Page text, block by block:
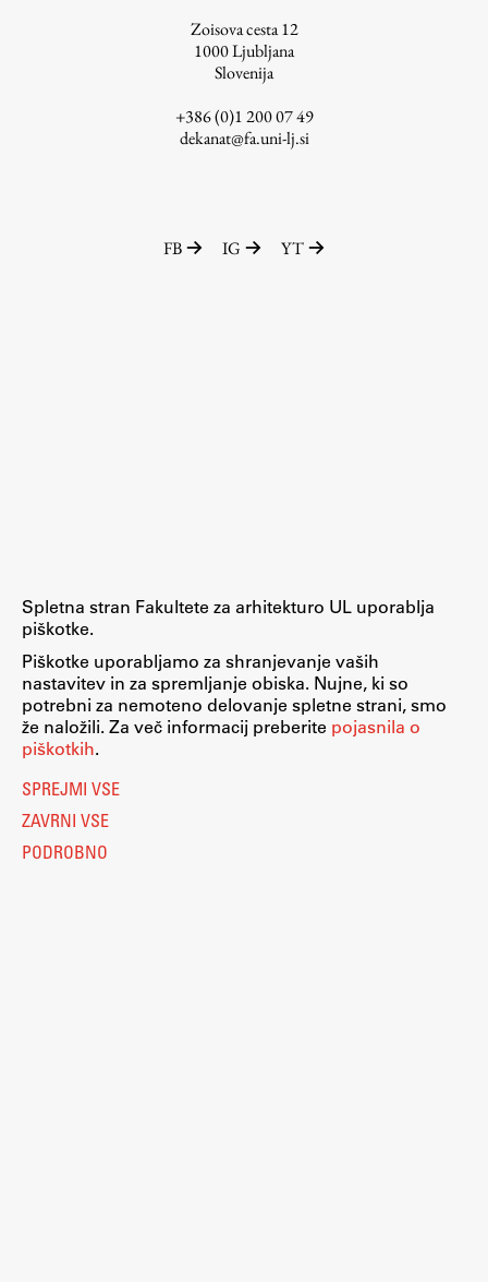
Zoisova cesta 12
1000Ljubljana
Slovenija
+386 (0)1 200 07 49
dekanat@fa.uni-lj.si
FB IG YT
Spletna stran Fakultete za arhitekturo UL uporablja
piškotke.
Piškotke uporabljamo za shranjevanje vaših
nastavitev in za spremljanje obiska. Nujne, ki so
potrebni za nemoteno delovanje spletne strani, smo
že naložili. Za več informacij preberite pojasnila o
piškotkih.
SPREJMI VSE
ZAVRNI VSE
PODROBNO